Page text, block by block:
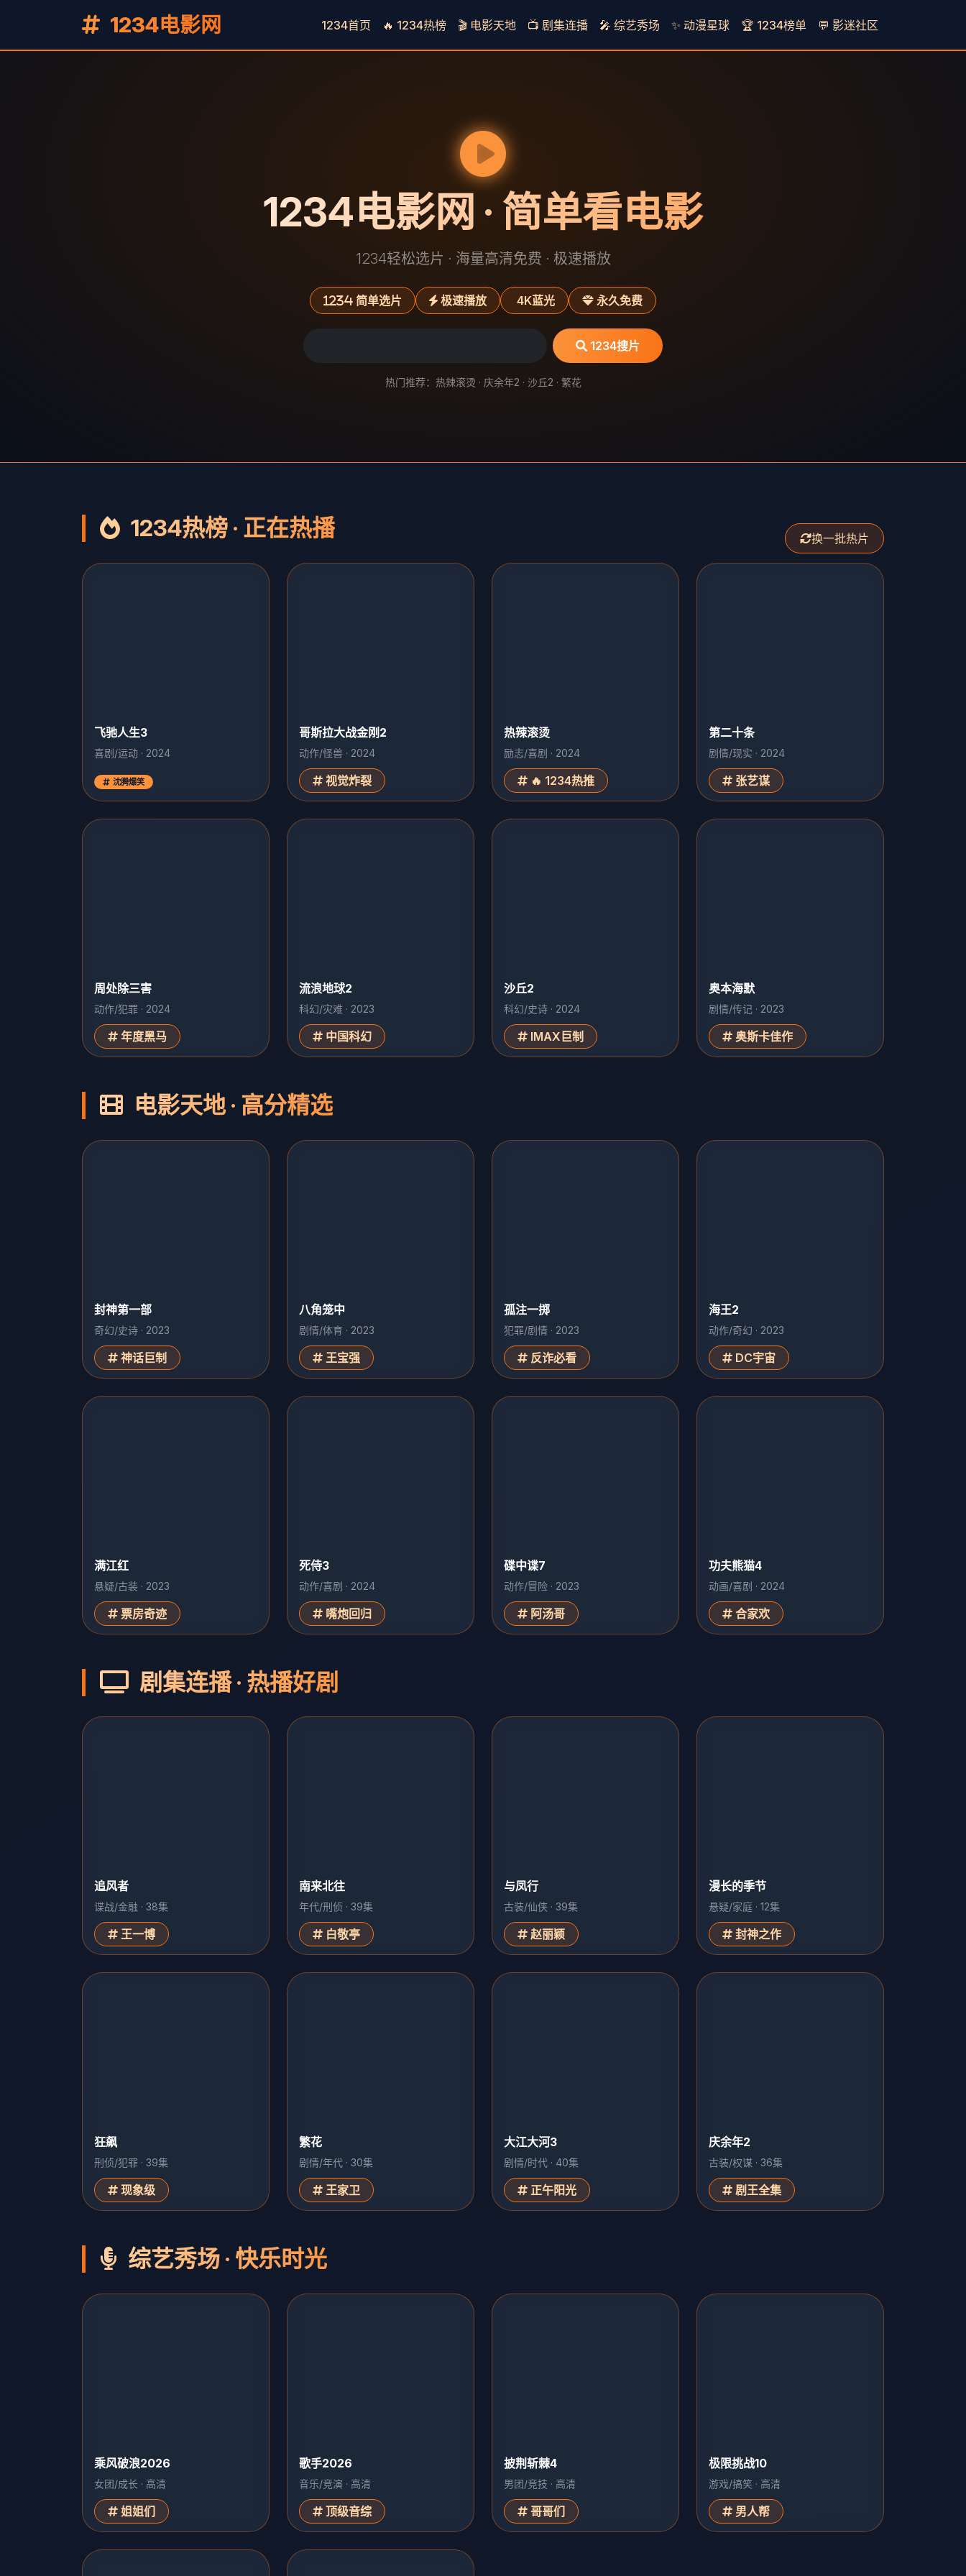
1234电影网 1234首页 🔥 1234热榜 🎬 电影天地 📺 剧集连播 🎤 综艺秀场 ✨ 动漫星球 🏆 1234榜单 💬 影迷社区
1234电影网 · 简单看电影
1234轻松选片 · 海量高清免费 · 极速播放
简单选片 极速播放 4K蓝光 永久免费
1234搜片
热门推荐：热辣滚烫 · 庆余年2 · 沙丘2 · 繁花
1234热榜 · 正在热播 换一批热片
飞驰人生3
喜剧/运动 · 2024
沈腾爆笑
哥斯拉大战金刚2
动作/怪兽 · 2024
视觉炸裂
热辣滚烫
励志/喜剧 · 2024
🔥 1234热推
第二十条
剧情/现实 · 2024
张艺谋
周处除三害
动作/犯罪 · 2024
年度黑马
流浪地球2
科幻/灾难 · 2023
中国科幻
沙丘2
科幻/史诗 · 2024
IMAX巨制
奥本海默
剧情/传记 · 2023
奥斯卡佳作
电影天地 · 高分精选
封神第一部
奇幻/史诗 · 2023
神话巨制
八角笼中
剧情/体育 · 2023
王宝强
孤注一掷
犯罪/剧情 · 2023
反诈必看
海王2
动作/奇幻 · 2023
DC宇宙
满江红
悬疑/古装 · 2023
票房奇迹
死侍3
动作/喜剧 · 2024
嘴炮回归
碟中谍7
动作/冒险 · 2023
阿汤哥
功夫熊猫4
动画/喜剧 · 2024
合家欢
剧集连播 · 热播好剧
追风者
谍战/金融 · 38集
王一博
南来北往
年代/刑侦 · 39集
白敬亭
与凤行
古装/仙侠 · 39集
赵丽颖
漫长的季节
悬疑/家庭 · 12集
封神之作
狂飙
刑侦/犯罪 · 39集
现象级
繁花
剧情/年代 · 30集
王家卫
大江大河3
剧情/时代 · 40集
正午阳光
庆余年2
古装/权谋 · 36集
剧王全集
综艺秀场 · 快乐时光
乘风破浪2026
女团/成长 · 高清
姐姐们
歌手2026
音乐/竞演 · 高清
顶级音综
披荆斩棘4
男团/竞技 · 高清
哥哥们
极限挑战10
游戏/搞笑 · 高清
男人帮